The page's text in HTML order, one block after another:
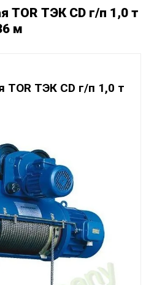
TOR ТЭК CD г/п 1,0 т
м
TOR ТЭК CD г/п 1,0 т